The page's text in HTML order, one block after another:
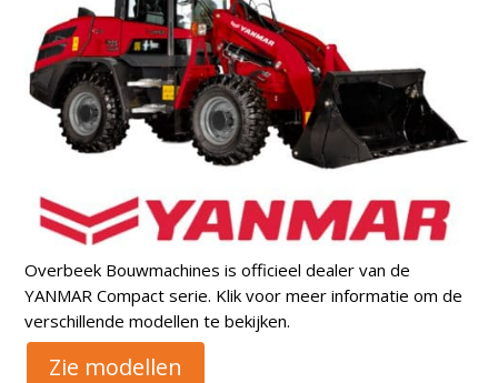
Overbeek Bouwmachines is officieel dealer van de
YANMAR Compact serie. Klik voor meer informatie om de
verschillende modellen te bekijken.
Zie modellen